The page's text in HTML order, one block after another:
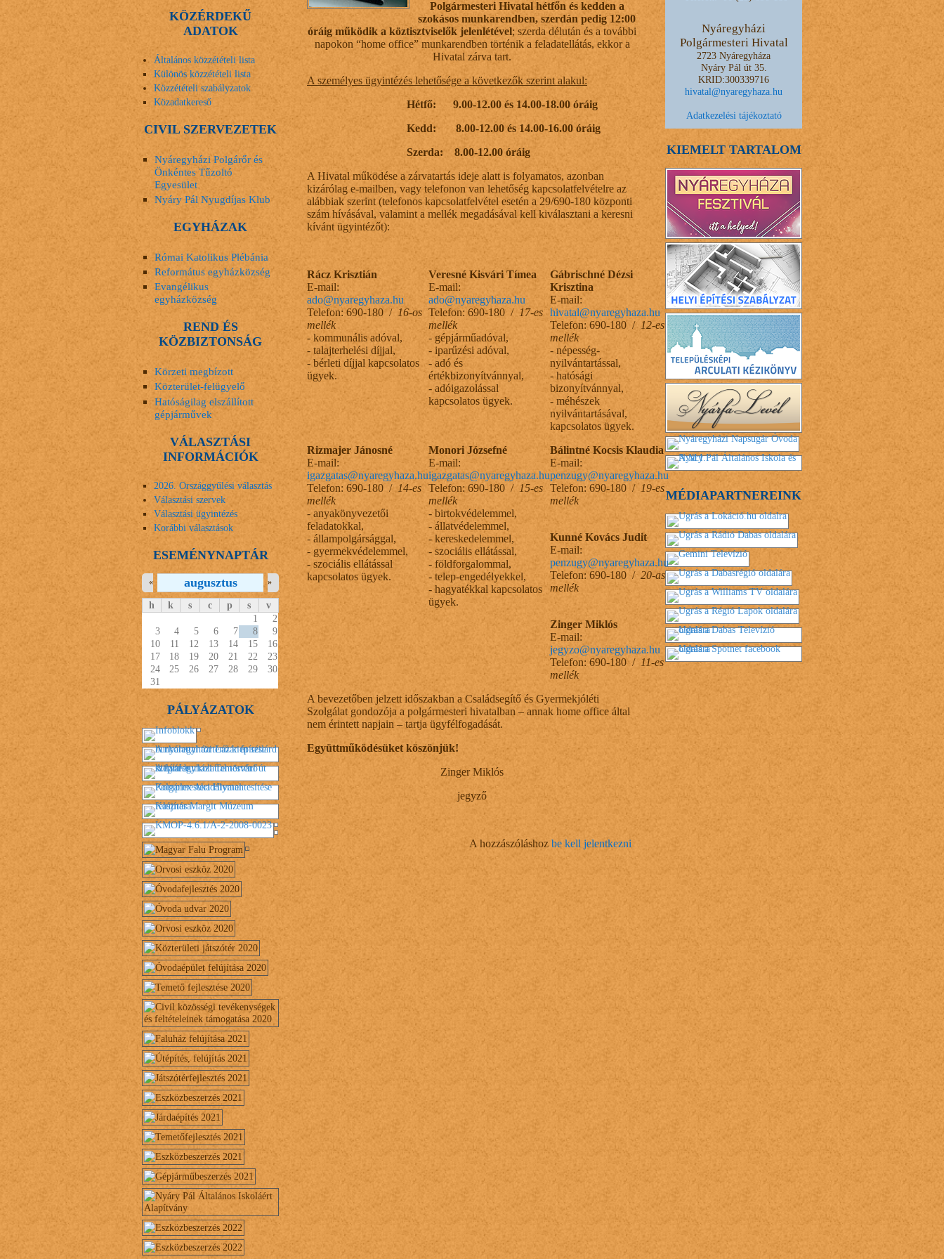
Polgármesteri Hivatal hétfőn és kedden a
szokásos munkarendben, szerdán pedig 12:00
óráig működik a köztisztviselők jelenlétével; szerda délután és a további
napokon “home office” munkarendben történik a feladatellátás, ekkor a
Hivatal zárva tart.
A személyes ügyintézés lehetősége a következők szerint alakul:
Hétfő: 9.00-12.00 és 14.00-18.00 óráig
Kedd: 8.00-12.00 és 14.00-16.00 óráig
Szerda: 8.00-12.00 óráig
A Hivatal működése a zárvatartás ideje alatt is folyamatos, azonban
kizárólag e-mailben, vagy telefonon van lehetőség kapcsolatfelvételre az
alábbiak szerint (telefonos kapcsolatfelvétel esetén a 29/690-180 központi
szám hívásával, valamint a mellék megadásával kell kiválasztani a keresni
kívánt ügyintézőt):
Rácz Krisztián
E-mail:
ado@nyaregyhaza.hu
Telefon: 690-180 / 16-os
mellék
- kommunális adóval,
- talajterhelési díjjal,
- bérleti díjjal kapcsolatos
ügyek.
Veresné Kisvári Tímea
E-mail:
ado@nyaregyhaza.hu
Telefon: 690-180 / 17-es
mellék
- gépjárműadóval,
- iparűzési adóval,
- adó és
értékbizonyítvánnyal,
- adóigazolással
kapcsolatos ügyek.
Gábrischné Dézsi
Krisztina
E-mail:
hivatal@nyaregyhaza.hu
Telefon: 690-180 / 12-es
mellék
- népesség-
nyilvántartással,
- hatósági
bizonyítvánnyal,
- méhészek
nyilvántartásával,
kapcsolatos ügyek.
Rizmajer Jánosné
E-mail:
igazgatas@nyaregyhaza.hu
Telefon: 690-180 / 14-es
mellék
- anyakönyvezetői
feladatokkal,
- állampolgársággal,
- gyermekvédelemmel,
- szociális ellátással
kapcsolatos ügyek.
Monori Józsefné
E-mail:
igazgatas@nyaregyhaza.hu
Telefon: 690-180 / 15-es
mellék
- birtokvédelemmel,
- állatvédelemmel,
- kereskedelemmel,
- szociális ellátással,
- földforgalommal,
- telep-engedélyekkel,
- hagyatékkal kapcsolatos
ügyek.
Bálintné Kocsis Klaudia
E-mail:
penzugy@nyaregyhaza.hu
Telefon: 690-180 / 19-es
mellék
Kunné Kovács Judit
E-mail:
penzugy@nyaregyhaza.hu
Telefon: 690-180 / 20-as
mellék
Zinger Miklós
E-mail:
jegyzo@nyaregyhaza.hu
Telefon: 690-180 / 11-es
mellék
A bevezetőben jelzett időszakban a Családsegítő és Gyermekjóléti
Szolgálat gondozója a polgármesteri hivatalban – annak home office által
nem érintett napjain – tartja ügyfélfogadását.
Együttműködésüket köszönjük!
Zinger Miklós
jegyző
A hozzászóláshoz be kell jelentkezni
KÖZÉRDEKŰ
ADATOK
Általános közzétételi lista
Különös közzétételi lista
Közzétételi szabályzatok
Közadatkereső
CIVIL SZERVEZETEK
Nyáregyházi Polgárőr és
Önkéntes Tűzoltó
Egyesület
Nyáry Pál Nyugdíjas Klub
EGYHÁZAK
Római Katolikus Plébánia
Református egyházközség
Evangélikus
egyházközség
REND ÉS
KÖZBIZTONSÁG
Körzeti megbízott
Közterület-felügyelő
Hatóságilag elszállított
gépjárművek
VÁLASZTÁSI
INFORMÁCIÓK
2026. Országgyűlési választás
Választási szervek
Választási ügyintézés
Korábbi választások
ESEMÉNYNAPTÁR
augusztus
« »
h k s c p s
v
1
2
3
4 5 6 7 8
9
10
11 12 13 14 15
16
17
18 19 20 21 22
23
24
25 26 27 28 29
30
31
PÁLYÁZATOK
Nyáregyházi
Polgármesteri Hivatal
2723 Nyáregyháza
Nyáry Pál út 35.
KRID:300339716
hivatal@nyaregyhaza.hu
Adatkezelési tájékoztató
KIEMELT TARTALOM
MÉDIAPARTNEREINK